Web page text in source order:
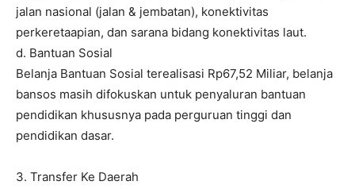
jalan nasional (jalan & jembatan), konektivitas
perkeretaapian, dan sarana bidang konektivitas laut.
d. Bantuan Sosial
Belanja Bantuan Sosial terealisasi Rp67,52 Miliar, belanja
bansos masih difokuskan untuk penyaluran bantuan
pendidikan khususnya pada perguruan tinggi dan
pendidikan dasar.
3. Transfer Ke Daerah